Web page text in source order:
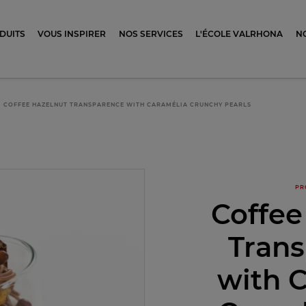
VOUS INSPIRER NOS SERVICES L'ÉCOLE VALRHONA
COFFEE HAZELNUT TRANSPARENCE WITH CARAMÉLIA CRUNCHY PEARLS
with